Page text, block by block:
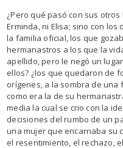
¿Pero qué pasó con sus otros
Erminda, ni Elisa; sino con
la familia oficial, los que
hermanastros a los que la
apellido, pero le negó un
ellos? ¿los que quedaron de
orígenes, a la sombra de
como era la de su
media la cual se crio con la
decisiones del rumbo de un
una mujer que encarnaba su
el resentimiento, el rechazo,